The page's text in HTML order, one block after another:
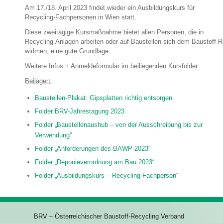
Am 17./18. April 2023 findet wieder ein Ausbildungskurs für
Recycling-Fachpersonen in Wien statt.
Diese zweitägige Kursmaßnahme bietet allen Personen, die in
Recycling-Anlagen arbeiten oder auf Baustellen sich dem Baustoff-
widmen, eine gute Grundlage.
Weitere Infos + Anmeldeformular im beiliegenden Kursfolder.
Beilagen:
Baustellen-Plakat: Gipsplatten richtig entsorgen
Folder BRV-Jahrestagung 2023
Folder „Baustellenaushub – von der Ausschreibung bis zur
Verwendung“
Folder „Anforderungen des BAWP 2023“
Folder „Deponieverordnung am Bau 2023“
Folder „Ausbildungskurs – Recycling-Fachperson“
BRV – Österreichischer Baustoff-Recycling Verband